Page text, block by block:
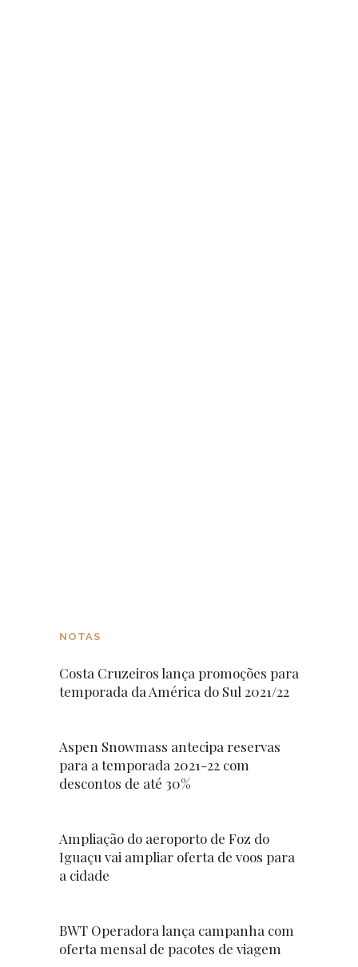
NOTAS
Costa Cruzeiros lança promoções para
temporada da América do Sul 2021/22
Aspen Snowmass antecipa reservas
para a temporada 2021-22 com
descontos de até 30%
Ampliação do aeroporto de Foz do
Iguaçu vai ampliar oferta de voos para
a cidade
BWT Operadora lança campanha com
oferta mensal de pacotes de viagem